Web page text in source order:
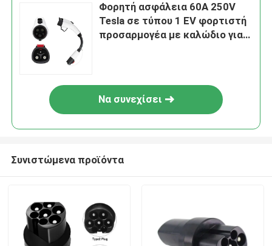
Φορητή ασφάλεια 60A 250V
Tesla σε τύπου 1 EV φορτιστή
προσαρμογέα με καλώδιο για
Να συνεχίσει
Συνιστώμενα προϊόντα